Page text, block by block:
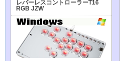
レバーレスコントローラーT16
RGB JZW